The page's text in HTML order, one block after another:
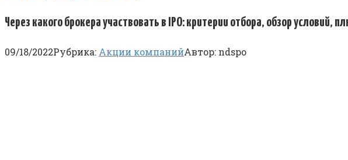
Через какого брокера участвовать в IPO: критерии отбора, обзор условий,
09/18/2022Рубрика: Акции компанийАвтор: ndspo